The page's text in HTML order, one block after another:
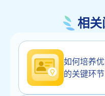
相关
如何培养
的关键环节